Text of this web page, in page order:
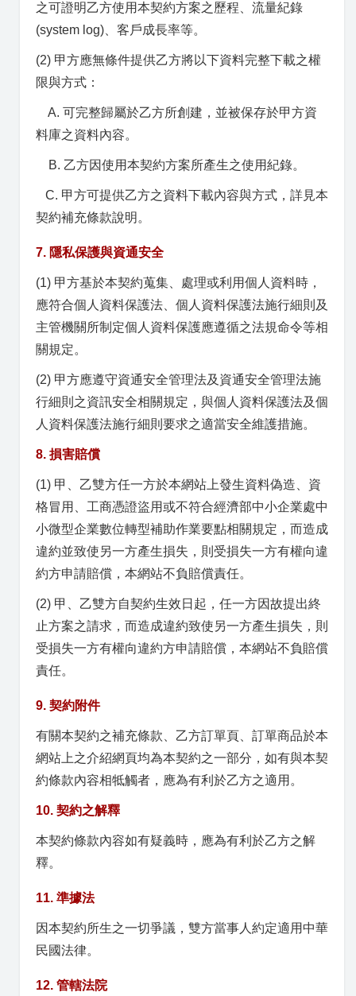
之可證明乙方使用本契約方案之歷程、流量紀錄
(system log)、客戶成長率等。
(2) 甲方應無條件提供乙方將以下資料完整下載之權
限與方式：
A. 可完整歸屬於乙方所創建，並被保存於甲方資
料庫之資料內容。
B. 乙方因使用本契約方案所產生之使用紀錄。
C. 甲方可提供乙方之資料下載內容與方式，詳見本
契約補充條款說明。
7. 隱私保護與資通安全
(1) 甲方基於本契約蒐集、處理或利用個人資料時，
應符合個人資料保護法、個人資料保護法施行細則及
主管機關所制定個人資料保護應遵循之法規命令等相
關規定。
(2) 甲方應遵守資通安全管理法及資通安全管理法施
行細則之資訊安全相關規定，與個人資料保護法及個
人資料保護法施行細則要求之適當安全維護措施。
8. 損害賠償
(1) 甲、乙雙方任一方於本網站上發生資料偽造、資
格冒用、工商憑證盜用或不符合經濟部中小企業處中
小微型企業數位轉型補助作業要點相關規定，而造成
違約並致使另一方產生損失，則受損失一方有權向違
約方申請賠償，本網站不負賠償責任。
(2) 甲、乙雙方自契約生效日起，任一方因故提出終
止方案之請求，而造成違約致使另一方產生損失，則
受損失一方有權向違約方申請賠償，本網站不負賠償
責任。
9. 契約附件
有關本契約之補充條款、乙方訂單頁、訂單商品於本
網站上之介紹網頁均為本契約之一部分，如有與本契
約條款內容相牴觸者，應為有利於乙方之適用。
10. 契約之解釋
本契約條款內容如有疑義時，應為有利於乙方之解
釋。
11. 準據法
因本契約所生之一切爭議，雙方當事人約定適用中華
民國法律。
12. 管轄法院